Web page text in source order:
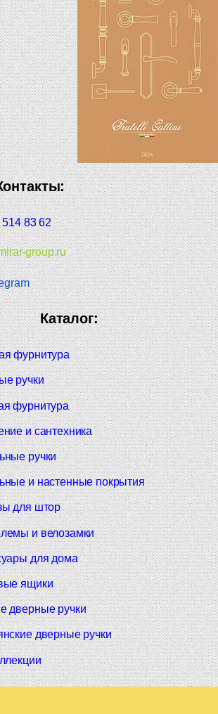
514 83 62
group.ru
Каталог:
фурнитура
ручки
фурнитура
и сантехника
ручки
и настенные покрытия
для штор
и велозамки
для дома
ящики
дверные ручки
дверные ручки